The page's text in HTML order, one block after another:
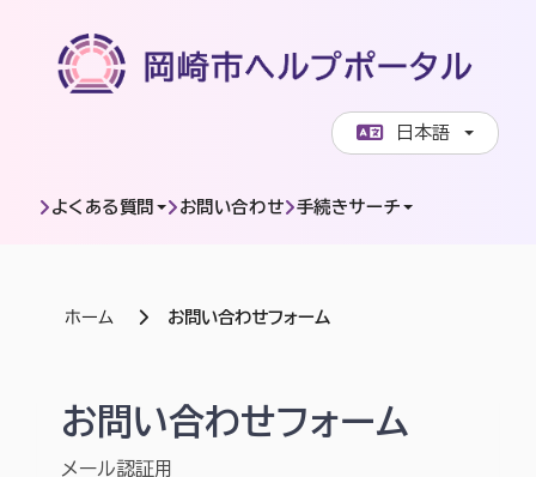
日本語
よくある質問 お問い合わせ 手続きサーチ
ホーム お問い合わせフォーム
岡崎市ヘルプポータル | お問い合わせフォーム
お問い合わせフォーム
メール認証用